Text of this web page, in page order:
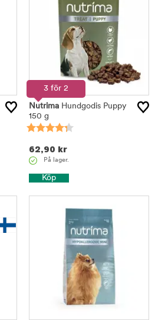
3 för 2
Nutrima Hundgodis Puppy
150 g
62,90 kr
På lager.
Köp